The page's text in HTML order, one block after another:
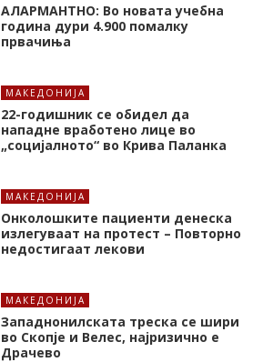
АЛАРМАНТНО: Во новата учебна
година дури 4.900 помалку
првачиња
МАКЕДОНИЈА
22-годишник се обидел да
нападне вработено лице во
„социјалното“ во Крива Паланка
МАКЕДОНИЈА
Онколошките пациенти денеска
излегуваат на протест – Повторно
недостигаат лекови
МАКЕДОНИЈА
Западнонилската треска се шири
во Скопје и Велес, најризично е
Драчево